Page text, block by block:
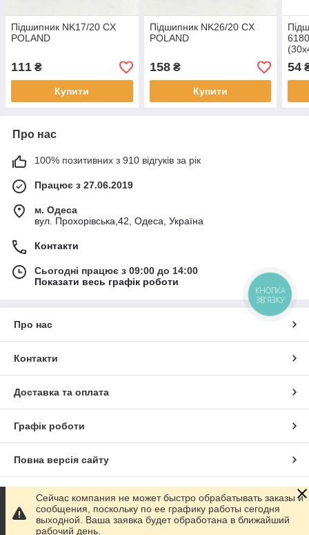
Підшипник NK17/20 CX
POLAND
111 ₴
Купити
Підшипник NK26/20 CX
POLAND
158₴
Купити
54
Про нас
100% позитивних з 910 відгуків за рік
Працює з 27.06.2019
м. Одеса
вул. Прохорівська,42, Одеса, Україна
Контакти
Сьогодні працює з 09:00 до 14:00
Показати весь графік роботи
Про нас
Контакти
Доставка та оплата
Графік роботи
Повна версія сайту
Сайт створено на маркетплейсі Prom.ua
Політика конфіденційності
Сейчас компания не может быстро обрабатывать заказы и
сообщения, поскольку по ее графику работы сегодня
выходной. Ваша заявка будет обработана в ближайший
рабочий день.
КНОПКА
ЗВ'ЯЗКУ